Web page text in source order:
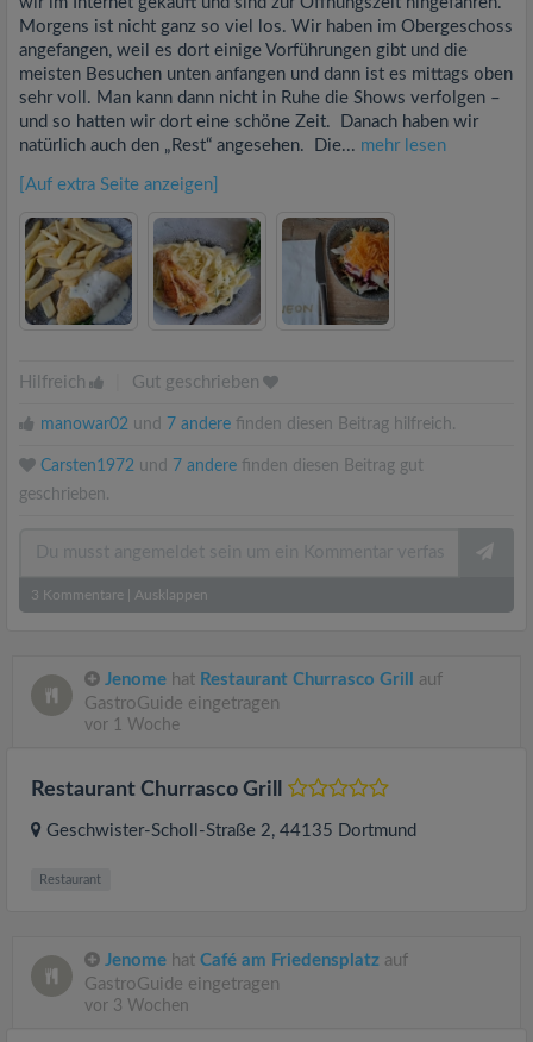
Morgens ist nicht ganz so viel los. Wir haben im Obergeschoss
angefangen, weil es dort einige Vorführungen gibt und die
meisten Besuchen unten anfangen und dann ist es mittags oben
sehr voll. Man kann dann nicht in Ruhe die Shows verfolgen –
und so hatten wir dort eine schöne Zeit. Danach haben wir
natürlich auch den „Rest“ angesehen. Die... mehr lesen
[Auf extra Seite anzeigen]
Hilfreich Gut geschrieben
manowar02 und 7 andere finden diesen Beitrag hilfreich.
Carsten1972 und 7 andere finden diesen Beitrag gut
geschrieben.
3 Kommentare Ausklappen
Jenome hat Restaurant Churrasco Grill
auf
GastroGuide eingetragen
vor 1 Woche
Restaurant Churrasco Grill
Geschwister-Scholl-Straße 2, 44135 Dortmund
Restaurant
Jenome hat Café am Friedensplatz auf
GastroGuide eingetragen
vor 3 Wochen